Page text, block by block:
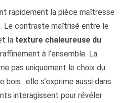
rapidement la pièce maîtresse
Le contraste maîtrisé entre le
la texture chaleureuse du
à l’ensemble. La
pas uniquement le choix du
bois : elle s’exprime aussi dans
interagissent pour révéler